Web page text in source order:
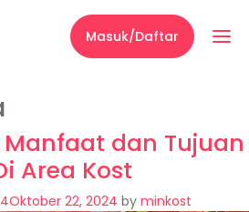
Masuk/Daftar
Manfaat dan Tujuan
Area Kost
Oktober 22, 2024 by minkost